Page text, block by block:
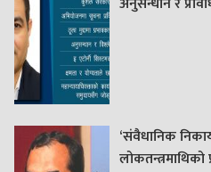
‘संवैधानिक
लोकतन्त्रमाथिको